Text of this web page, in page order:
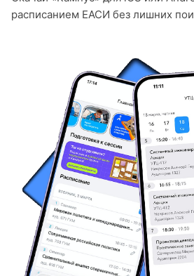
расписанием ЕАСИ без лишних